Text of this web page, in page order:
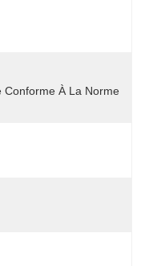
Conforme À La Norme